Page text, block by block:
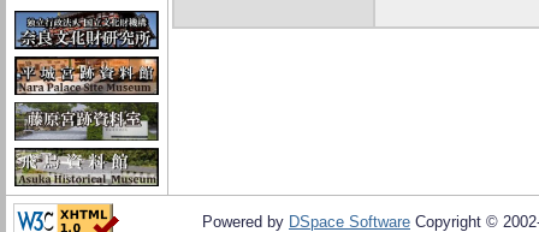
Powered by DSpace Software Copyright ©